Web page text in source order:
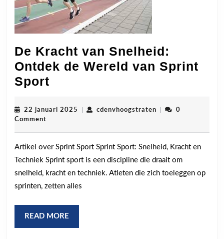
De Kracht van Snelheid:
Ontdek de Wereld van Sprint
Sport
Kracht
van
Ontdek
de
Wereld
van
Sport
22 januari 2025 22
cdenvhoogstratencdenvhoogstraten
0
Comment
Artikel over Sprint Sport Sprint Sport: Snelheid, Kracht en
Techniek Sprint sport is een discipline die draait om
snelheid, kracht en techniek. Atleten die zich toeleggen op
sprinten, zetten alles
READ MORE
MORE